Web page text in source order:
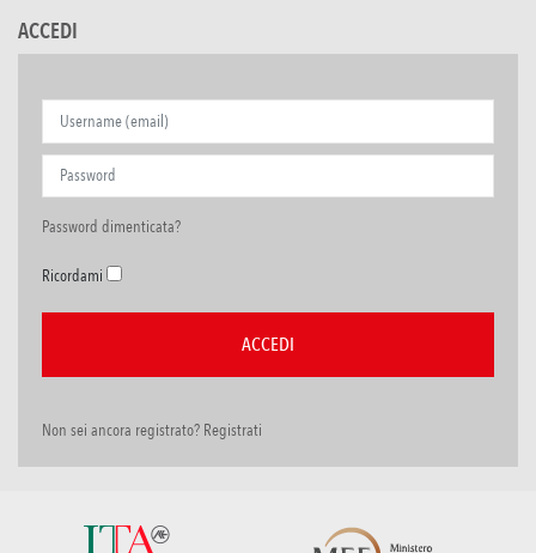
ACCEDI
Password dimenticata?
Ricordami
Non sei ancora registrato? Registrati